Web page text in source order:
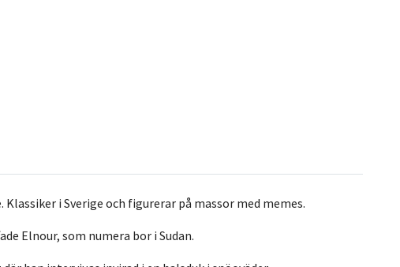
i Sverige och figurerar på massor med memes.
Elnour, som numera bor i Sudan.